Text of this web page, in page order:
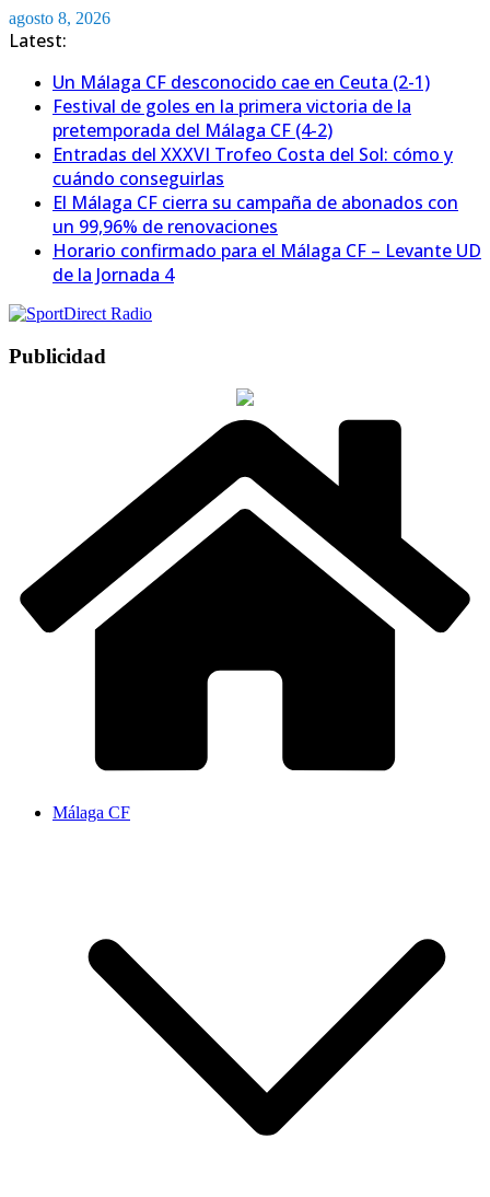
Saltar
al
agosto 8, 2026
Latest:
Un Málaga CF desconocido cae en Ceuta (2-1)
Festival de goles en la primera victoria de la
pretemporada del Málaga CF (4-2)
Entradas del XXXVI Trofeo Costa del Sol: cómo y
cuándo conseguirlas
El Málaga CF cierra su campaña de abonados con
un 99,96% de renovaciones
Horario confirmado para el Málaga CF – Levante UD
de la Jornada 4
Publicidad
Málaga CF